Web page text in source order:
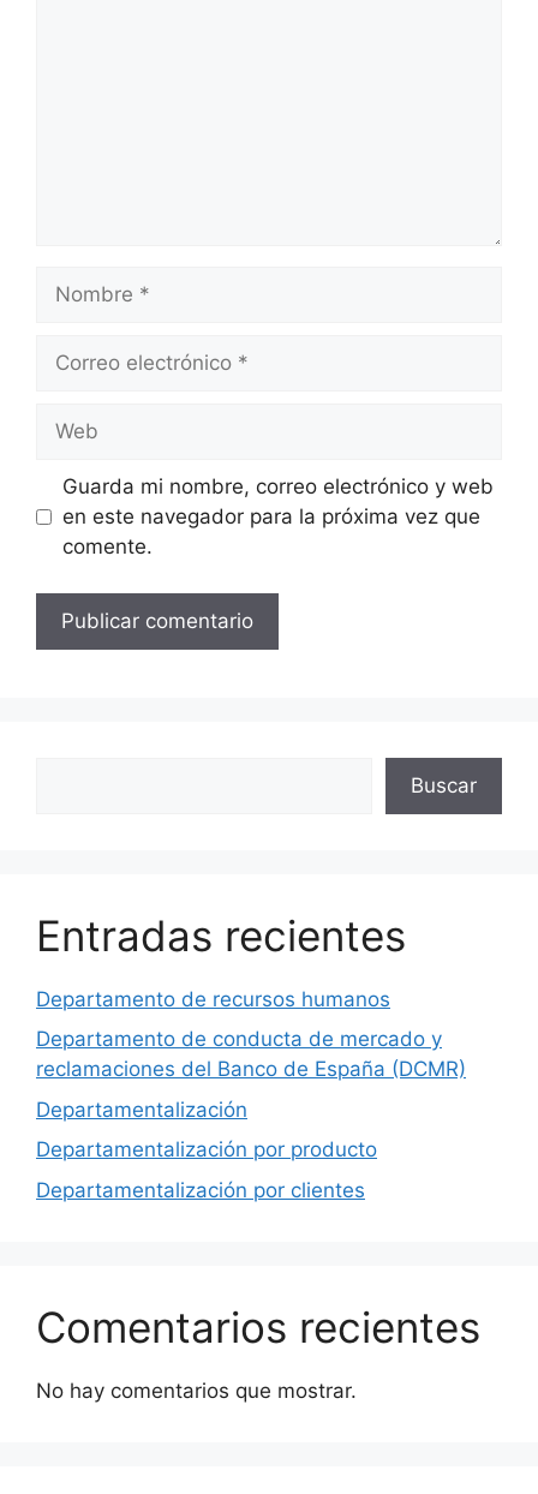
Nombre
Correo
Web
Guarda mi nombre, correo electrónico y web
en este navegador para la próxima vez que
comente.
Buscar
Entradas recientes
Departamento de recursos humanos
Departamento de conducta de mercado y
reclamaciones del Banco de España (DCMR)
Departamentalización
Departamentalización por producto
Departamentalización por clientes
Comentarios recientes
No hay comentarios que mostrar.